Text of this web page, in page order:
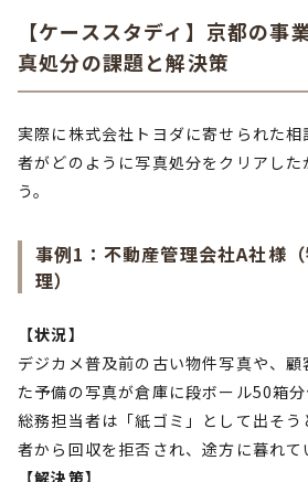
【ケーススタディ】京都の事
真処分の課題と解決策
実際に株式会社トヨダに寄せられた
者がどのように写真処分をクリアした
う。
事例1：不動産管理会社A社様
理）
【状況】
デジカメ普及前の古い物件写真や、
た予備の写真が倉庫に段ボール50箱分
総務担当者は「紙ゴミ」として出そ
者から回収を拒否され、途方に暮れて
【解決策】